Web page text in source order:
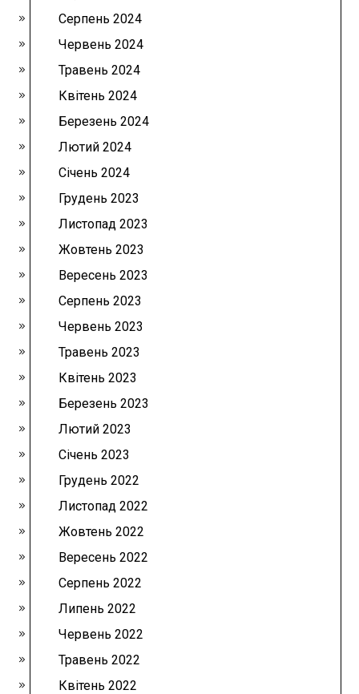
Серпень 2024
Червень 2024
Травень 2024
Квітень 2024
Березень 2024
Лютий 2024
Січень 2024
Грудень 2023
Листопад 2023
Жовтень 2023
Вересень 2023
Серпень 2023
Червень 2023
Травень 2023
Квітень 2023
Березень 2023
Лютий 2023
Січень 2023
Грудень 2022
Листопад 2022
Жовтень 2022
Вересень 2022
Серпень 2022
Липень 2022
Червень 2022
Травень 2022
Квітень 2022